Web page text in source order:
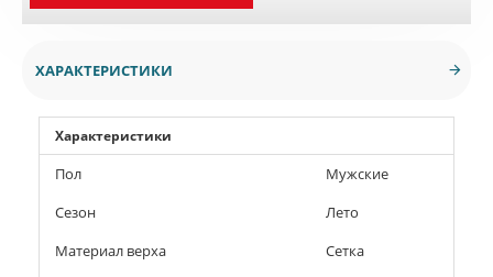
ХАРАКТЕРИСТИКИ
Характеристики
Пол
Мужские
Сезон
Лето
Материал верха
Сетка